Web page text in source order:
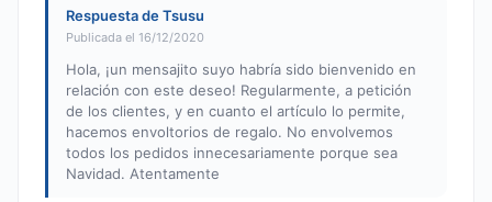
Respuesta de Tsusu
Publicada el 16/12/2020
Hola, ¡un mensajito suyo habría sido bienvenido en
relación con este deseo! Regularmente, a petición
de los clientes, y en cuanto el artículo lo permite,
hacemos envoltorios de regalo. No envolvemos
todos los pedidos innecesariamente porque sea
Navidad. Atentamente